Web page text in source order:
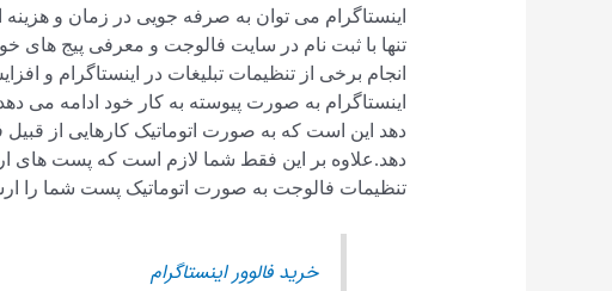
اینستاگرام می توان به صرفه جویی در زمان و هزینه
تنها با ثبت نام در سایت فالوجت و معرفی پیج های
انجام برخی از تنظیمات تبلیغات در اینستاگرام و
اینستاگرام به صورت پیوسته به کار خود ادامه می
دهد این است که به صورت اتوماتیک کارهایی از قبیل
دهد.علاوه بر این فقط شما لازم است که پست های
تنظیمات فالوجت به صورت اتوماتیک پست شما را
خرید فالوور اینستاگرام